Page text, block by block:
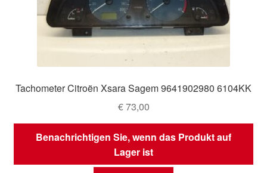
Tachometer Citroën Xsara Sagem 9641902980 6104KK
€73,00
Benachrichtigen Sie, wenn das Produkt auf
Lager ist